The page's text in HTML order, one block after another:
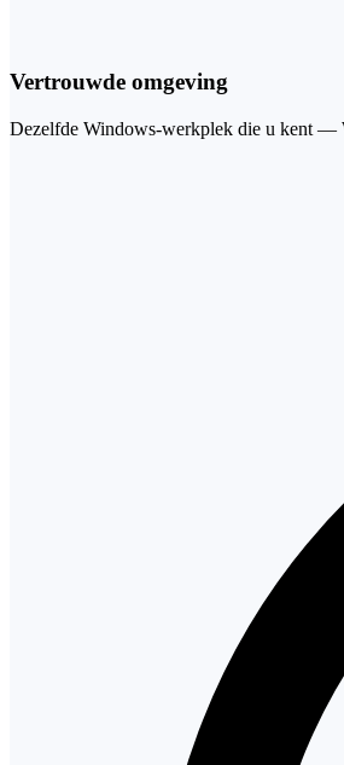
Vertrouwde omgeving
Dezelfde Windows-werkplek die u kent —